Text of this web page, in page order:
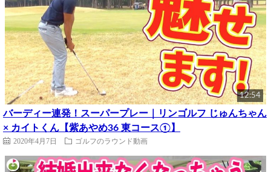
12:54
バーディー連発！スーパープレー｜リンゴルフ じゅんちゃん
× カイトくん【紫あやめ36 東コース①】
2020年4月7日 ゴルフのラウンド動画